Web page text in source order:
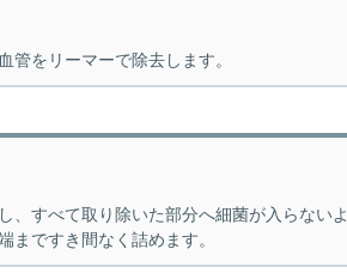
管をリーマーで除去します。
、すべて取り除いた部分へ細菌が入らないよ
まですき間なく詰めます。